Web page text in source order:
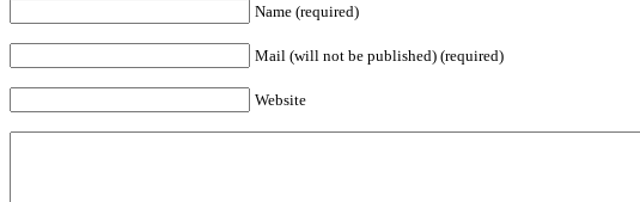
Name (required)
Mail (will not be published) (required)
Website